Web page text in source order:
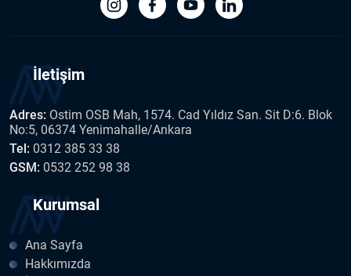
İletişim
Adres: Ostim OSB Mah, 1574. Cad Yıldız San. Sit D:6. Blok
No:5, 06374 Yenimahalle/Ankara
Tel: 0312 385 33 38
GSM: 0532 252 98 38
Kurumsal
Ana Sayfa
Hakkımızda